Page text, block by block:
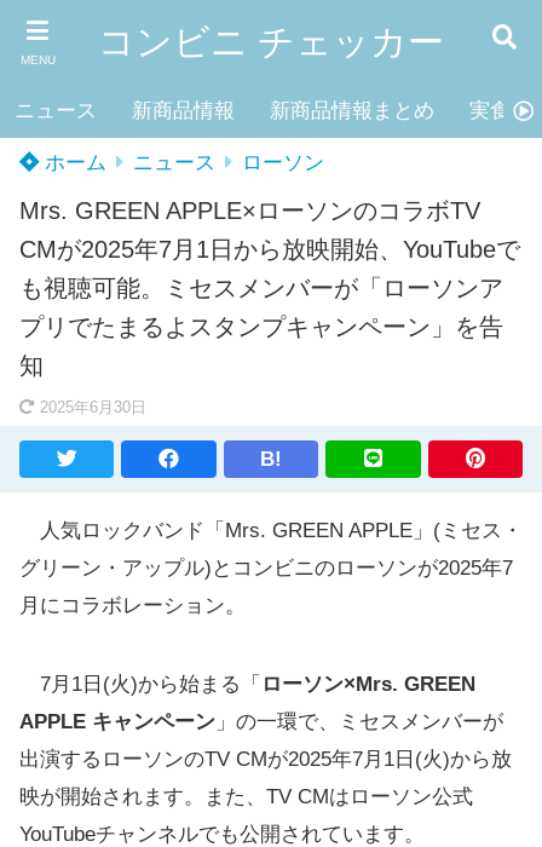
MENU コンビニ チェッカー
ニュース 新商品情報 新商品情報まとめ 実食レ
ホーム ニュース ローソン
Mrs. GREEN APPLE×ローソンのコラボTV
CMが2025年7月1日から放映開始、YouTubeで
も視聴可能。ミセスメンバーが「ローソンア
プリでたまるよスタンプキャンペーン」を告
知
2025年6月30日
B!
人気ロックバンド「Mrs. GREEN APPLE」(ミセス・
グリーン・アップル)とコンビニのローソンが2025年7
月にコラボレーション。
7月1日(火)から始まる「 ローソン×Mrs. GREEN
APPLE キャンペーン 」の一環で、ミセスメンバーが
出演するローソンのTV CMが2025年7月1日(火)から放
映が開始されます。また、TV CMはローソン公式
YouTubeチャンネルでも公開されています。